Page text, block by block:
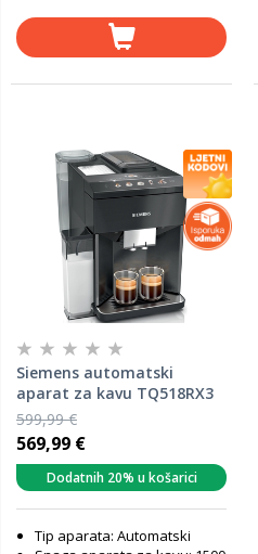
Siemens automatski
aparat za kavu TQ518RX3
599,99 €
569,99 €
Dodatnih 20% u košarici
Tip aparata: Automatski